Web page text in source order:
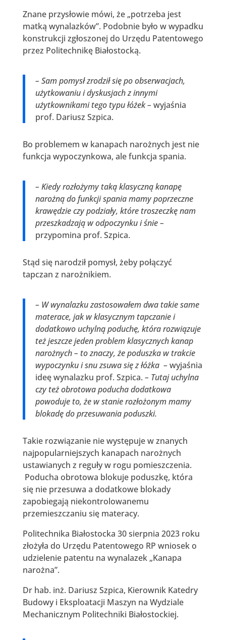
Znane przysłowie mówi, że „potrzeba jest
matką wynalazków”. Podobnie było w wypadku
konstrukcji zgłoszonej do Urzędu Patentowego
przez Politechnikę Białostocką.
– Sam pomysł zrodził się po obserwacjach,
użytkowaniu i dyskusjach z innymi
użytkownikami tego typu łóżek – wyjaśnia
prof. Dariusz Szpica.
Bo problemem w kanapach narożnych jest nie
funkcja wypoczynkowa, ale funkcja spania.
– Kiedy rozłożymy taką klasyczną kanapę
narożną do funkcji spania mamy poprzeczne
krawędzie czy podziały, które troszeczkę nam
przeszkadzają w odpoczynku i śnie –
przypomina prof. Szpica.
Stąd się narodził pomysł, żeby połączyć
tapczan z narożnikiem.
– W wynalazku zastosowałem dwa takie same
materace, jak w klasycznym tapczanie i
dodatkowo uchylną poduchę, która rozwiązuje
też jeszcze jeden problem klasycznych kanap
narożnych – to znaczy, że poduszka w trakcie
wypoczynku i snu zsuwa się z łóżka – wyjaśnia
ideę wynalazku prof. Szpica. – Tutaj uchylna
czy też obrotowa poducha dodatkowa
powoduje to, że w stanie rozłożonym mamy
blokadę do przesuwania poduszki.
Takie rozwiązanie nie występuje w znanych
najpopularniejszych kanapach narożnych
ustawianych z reguły w rogu pomieszczenia.
Poducha obrotowa blokuje poduszkę, która
się nie przesuwa a dodatkowe blokady
zapobiegają niekontrolowanemu
przemieszczaniu się materacy.
Politechnika Białostocka 30 sierpnia 2023 roku
złożyła do Urzędu Patentowego RP wniosek o
udzielenie patentu na wynalazek „Kanapa
narożna”.
Dr hab. inż. Dariusz Szpica, Kierownik Katedry
Budowy i Eksploatacji Maszyn na Wydziale
Mechanicznym Politechniki Białostockiej.